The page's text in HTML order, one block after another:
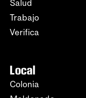
Salud
Trabajo
Verifica
Local
Colonia